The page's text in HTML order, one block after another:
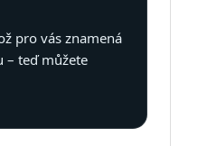
pro vás znamená
– teď můžete